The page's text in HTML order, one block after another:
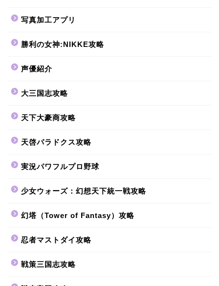
写真加工アプリ
勝利の女神:NIKKE攻略
声優紹介
大三国志攻略
天下大豪商攻略
天啓パラドクス攻略
実況パワフルプロ野球
少女ウォーズ：幻想天下統一戦攻略
幻塔（Tower of Fantasy）攻略
忍者マストダイ攻略
戦策三国志攻略